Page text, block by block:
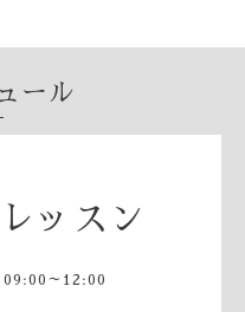
ール
ッスン
～12:00